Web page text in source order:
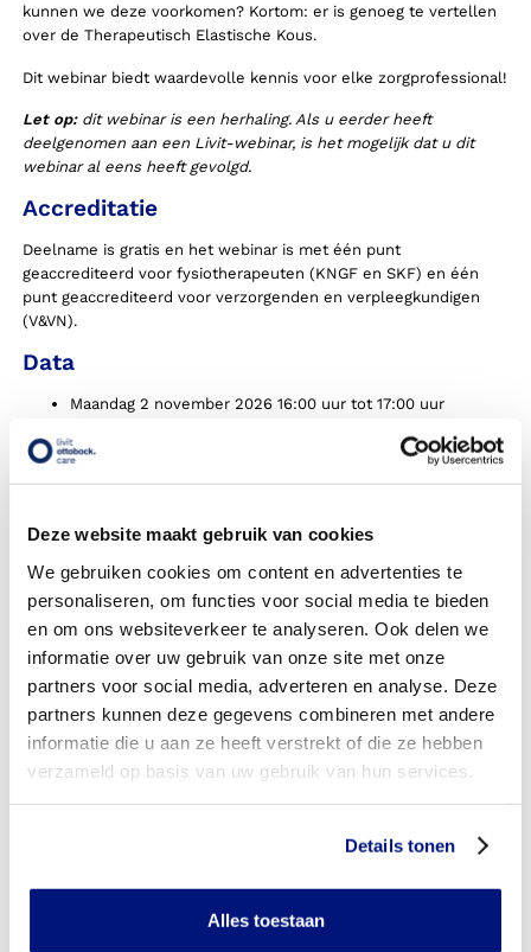
Deze website maakt gebruik van cookies
We gebruiken cookies om content en advertenties te
personaliseren, om functies voor social media te bieden
en om ons websiteverkeer te analyseren. Ook delen we
informatie over uw gebruik van onze site met onze
partners voor social media, adverteren en analyse. Deze
partners kunnen deze gegevens combineren met andere
informatie die u aan ze heeft verstrekt of die ze hebben
verzameld op basis van uw gebruik van hun services.
Details tonen
Alles toestaan
kunnen we deze voorkomen? Kortom: er is genoeg te vertellen
over de Therapeutisch Elastische Kous.
Dit webinar biedt waardevolle kennis voor elke zorgprofessional!
Let op:dit webinar is een herhaling. Als u eerder heeft
deelgenomen aan een Livit-webinar, is het mogelijk dat u dit
webinar al eens heeft gevolgd.
Accreditatie
Deelname is gratis en het webinar is met één punt
geaccrediteerd voor fysiotherapeuten (KNGF en SKF) en één
punt geaccrediteerd voor verzorgenden en verpleegkundigen
(V&VN).
Data
Maandag 2 november 2026 16:00 uur tot 17:00 uur
Voornaam
Tussenvoegsel
Achternaam